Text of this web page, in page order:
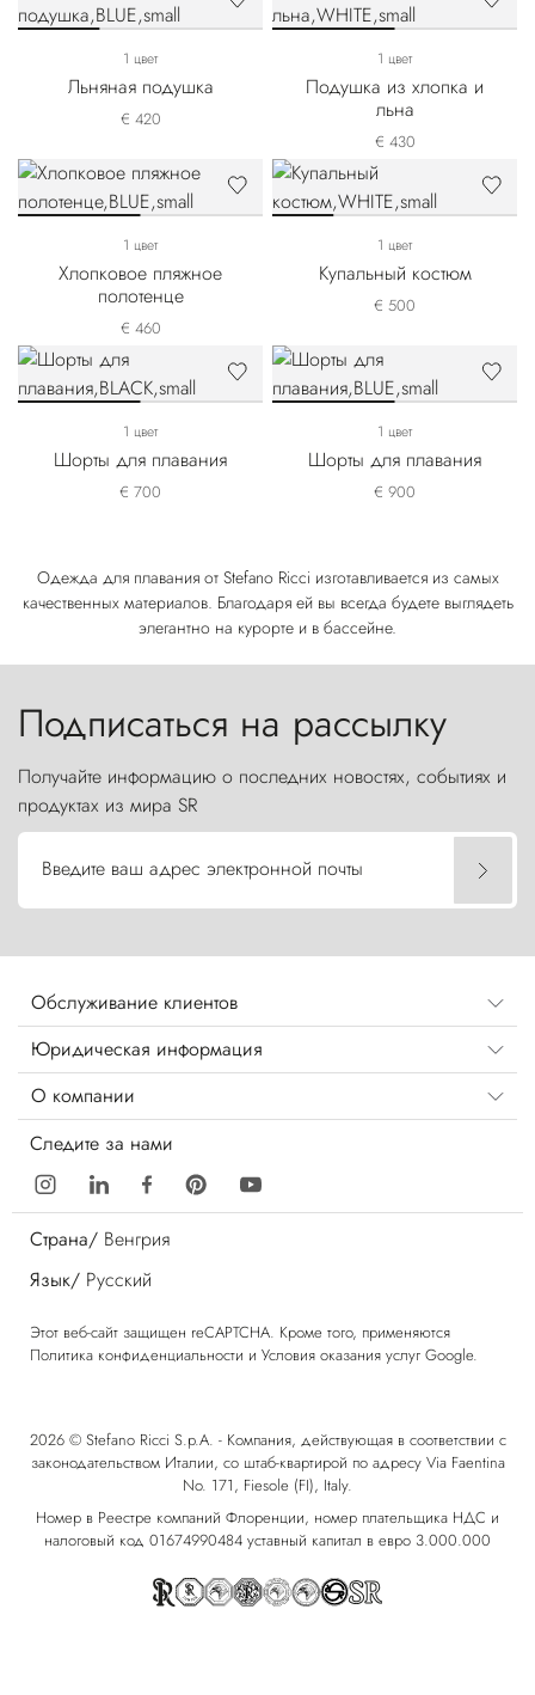
1 цвет
Льняная подушка
€ 420
1 цвет
Подушка из хлопка и
льна
€ 430
1 цвет
Хлопковое пляжное
полотенце
€ 460
1 цвет
Купальный костюм
€ 500
1 цвет
Шорты для плавания
€ 700
1 цвет
Шорты для плавания
€ 900
Одежда для плавания от Stefano Ricci изготавливается из самых
качественных материалов. Благодаря ей вы всегда будете выглядеть
элегантно на курорте и в бассейне.
Подписаться на рассылку
Получайте информацию о последних новостях, событиях и
продуктах из мира SR
Введите ваш адрес электронной почты
Обслуживание клиентов
Юридическая информация
О компании
Следите за нами
Страна/ Венгрия
Язык/ Русский
Этот веб-сайт защищен reCAPTCHA. Кроме того, применяются
Политика конфиденциальности и Условия оказания услуг Google.
2026 © Stefano Ricci S.p.A. - Компания, действующая в соответствии с
законодательством Италии, со штаб-квартирой по адресу Via Faentina
No. 171, Fiesole (FI), Italy.
Номер в Реестре компаний Флоренции, номер плательщика НДС и
налоговый код 01674990484 уставный капитал в евро 3.000.000